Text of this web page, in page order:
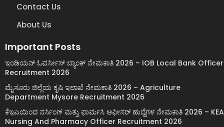
Contact Us
About Us
Important Posts
ಇಂಡಿಯನ್ ಓವರ್ಸೀಸ್ ಬ್ಯಾಂಕ್ ನೇಮಕಾತಿ 2026 – IOB Local Bank Officer
Recruitment 2026
ಮೈಸೂರು ಜಿಲ್ಲೆಯ ಕೃಷಿ ಇಲಾಖೆ ನೇಮಕಾತಿ 2026 – Agriculture
Department Mysore Recruitment 2026
ಕೆಇಎಯಿಂದ ನರ್ಸಿಂಗ್ ಮತ್ತು ಫಾರ್ಮಸಿ ಆಫೀಸರ್ ಹುದ್ದೆಗಳ ನೇಮಕಾತಿ 2026 – KEA
Nursing And Pharmacy Officer Recruitment 2026